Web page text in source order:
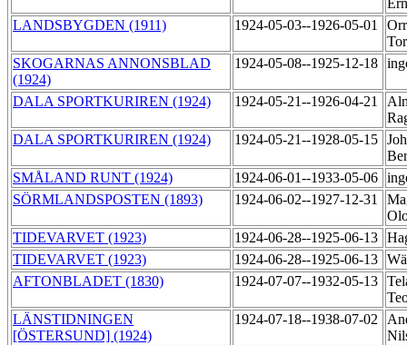
LANDSBYGDEN (1911)
1924-05-03--1926-05-01
SKOGARNAS ANNONSBLAD
(1924)
1924-05-08--1925-12-18
DALA SPORTKURIREN (1924) 1924-05-21--1926-04-21
DALA SPORTKURIREN (1924)
1924-05-21--1928-05-15
SMÅLAND RUNT (1924)
1924-06-01--1933-05-06
SÖRMLANDSPOSTEN (1893)
1924-06-02--1927-12-31
TIDEVARVET (1923)
1924-06-28--1925-06-13
TIDEVARVET (1923)
1924-06-28--1925-06-13
AFTONBLADET (1830)
1924-07-07--1932-05-13
LÄNSTIDNINGEN
[ÖSTERSUND] (1924)
1924-07-18--1938-07-02